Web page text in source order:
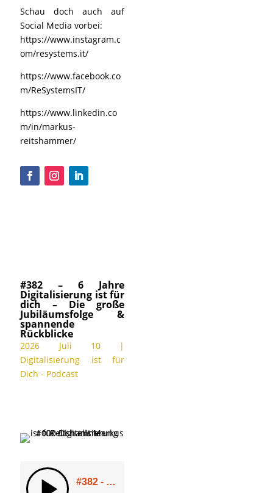
Schau doch auch auf
Social Media vorbei:
https://www.instagram.c
om/resystems.it/
https://www.facebook.co
m/ReSystemsIT/
https://www.linkedin.co
m/in/markus-
reitshammer/
#382 – 6 Jahre
Digitalisierung ist für
dich – Die große
Jubiläumsfolge &
spannende
Rückblicke
2026 Juli 10|
Digitalisierung ist für
Dich - Podcast